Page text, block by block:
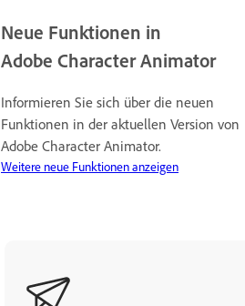
Neue Funktionen in
Adobe Character Animator
Informieren Sie sich über die neuen
Funktionen in der aktuellen Version von
Adobe Character Animator.
Weitere neue Funktionen anzeigen